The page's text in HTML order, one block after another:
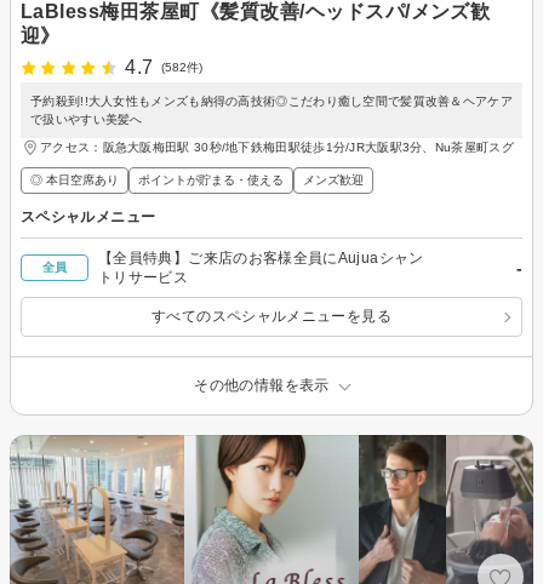
LaBless梅田茶屋町《髪質改善/ヘッドスパ/メンズ歓
迎》
4.7
(582件)
予約殺到!!大人女性もメンズも納得の高技術◎こだわり癒し空間で髪質改善＆ヘアケア
で扱いやすい美髪へ
アクセス：阪急大阪梅田駅 30秒/地下鉄梅田駅徒歩1分/JR大阪駅3分、Nu茶屋町スグ
◎ 本日空席あり ポイントが貯まる・使える メンズ歓迎
スペシャルメニュー
全員
【全員特典】ご来店のお客様全員にAujuaシャン
トリサービス
-
すべてのスペシャルメニューを見る
その他の情報を表示